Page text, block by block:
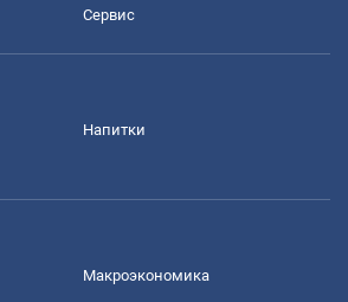
Сервис
Напитки
Mакроэкономика